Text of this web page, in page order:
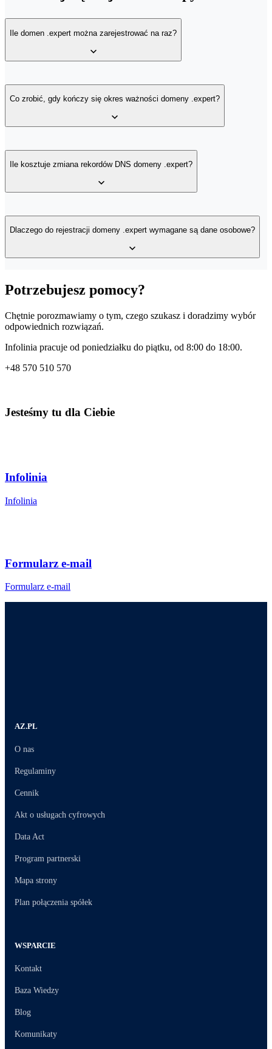
Ile domen .expert można zarejestrować na raz?
Jednocześnie możesz zarejestrować dowolną ilość wolnych domen
.expert.
Co zrobić, gdy kończy się okres ważności domeny .expert?
Jeżeli okres ważności Twojej domeny .expert dobiega końca i
chcesz dalej korzystać z tego rozszerzenia, musisz odnowić domenę
Ile kosztuje zmiana rekordów DNS domeny .expert?
Zmiana rekordów DNS domeny .expert jest darmowa.
Dlaczego do rejestracji domeny .expert wymagane są dane osobowe?
Domena .expert jest funkcjonalną domeną generyczną. W
przypadku tych domen konieczne jest upublicznienie imienia i
telefonu oraz adresu e-mail w bazie WHOIS.
Potrzebujesz pomocy?
Chętnie porozmawiamy o tym, czego szukasz i doradzimy wybór
odpowiednich rozwiązań.
Infolinia pracuje od poniedziałku do piątku, od 8:00 do 18:00.
+48 570 510 570
Jesteśmy tu dla Ciebie
Infolinia
Infolinia
Formularz e-mail
Formularz e-mail
AZ.PL
O nas
Regulaminy
Cennik
Akt o usługach cyfrowych
Data Act
Program partnerski
Mapa strony
Plan połączenia spółek
WSPARCIE
Kontakt
Baza Wiedzy
Blog
Komunikaty